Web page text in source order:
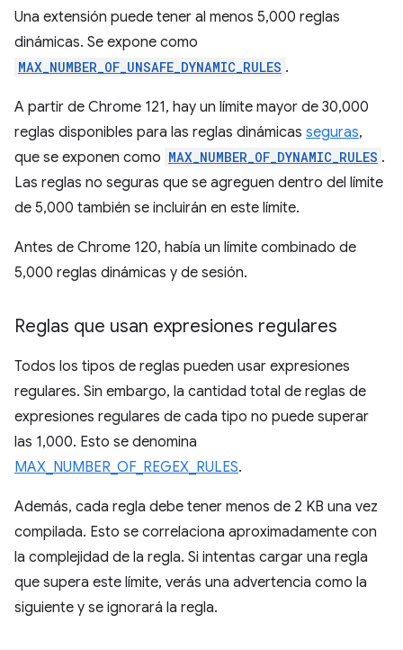
Una extensión puede tener al menos 5,000 reglas
dinámicas. Se expone como
MAX_NUMBER_OF_UNSAFE_DYNAMIC_RULES .
A partir de Chrome 121, hay un límite mayor de 30,000
reglas disponibles para las reglas dinámicas seguras,
que se exponen como MAX_NUMBER_OF_DYNAMIC_RULES .
Las reglas no seguras que se agreguen dentro del límite
de 5,000 también se incluirán en este límite.
Antes de Chrome 120, había un límite combinado de
5,000 reglas dinámicas y de sesión.
Reglas que usan expresiones regulares
Todos los tipos de reglas pueden usar expresiones
regulares. Sin embargo, la cantidad total de reglas de
expresiones regulares de cada tipo no puede superar
las 1,000. Esto se denomina
MAX_NUMBER_OF_REGEX_RULES.
Además, cada regla debe tener menos de 2 KB una vez
compilada. Esto se correlaciona aproximadamente con
la complejidad de la regla. Si intentas cargar una regla
que supera este límite, verás una advertencia como la
siguiente y se ignorará la regla.